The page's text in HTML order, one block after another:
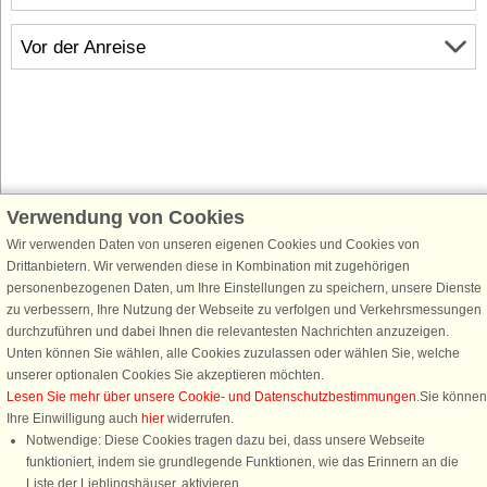
Vor der Anreise
Schließen Sie sich 100.000 Ferienhaus-Fans an
Erhalten Sie einenWillkommensgutschein von 25 € für Ihren nächsten
Ferienhausurlaub - melden Sie sich einfach für den DanCenter Newsletter
an. Verpassen Sie nie wieder exklusive Angebote, Gewinnspiele und
Urlaubstipps!
Newsletter abonnieren
Verwendung von Cookies
Wir verwenden Daten von unseren eigenen Cookies und Cookies von
Drittanbietern. Wir verwenden diese in Kombination mit zugehörigen
personenbezogenen Daten, um Ihre Einstellungen zu speichern, unsere Dienste
zu verbessern, Ihre Nutzung der Webseite zu verfolgen und Verkehrsmessungen
durchzuführen und dabei Ihnen die relevantesten Nachrichten anzuzeigen.
Unten können Sie wählen, alle Cookies zuzulassen oder wählen Sie, welche
unserer optionalen Cookies Sie akzeptieren möchten.
Lesen Sie mehr über unsere Cookie- und Datenschutzbestimmungen.Sie können
Ihre Einwilligung auch hier widerrufen.
Notwendige: Diese Cookies tragen dazu bei, dass unsere Webseite
funktioniert, indem sie grundlegende Funktionen, wie das Erinnern an die
Liste der Lieblingshäuser, aktivieren.